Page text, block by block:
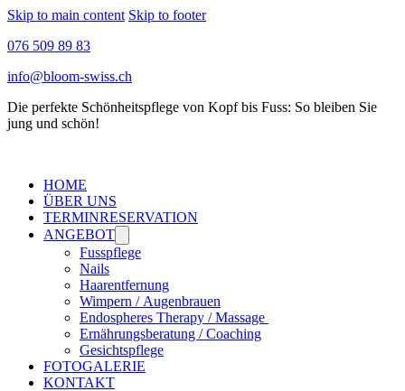
Skip to main content Skip to footer
076 509 89 83
info@bloom-swiss.ch
Die perfekte Schönheitspflege von Kopf bis Fuss: So bleiben Sie
jung und schön!
HOME
ÜBER UNS
TERMINRESERVATION
ANGEBOT
Fusspflege
Nails
Haarentfernung
Wimpern / Augenbrauen
Endospheres Therapy / Massage
Ernährungsberatung / Coaching
Gesichtspflege
FOTOGALERIE
KONTAKT